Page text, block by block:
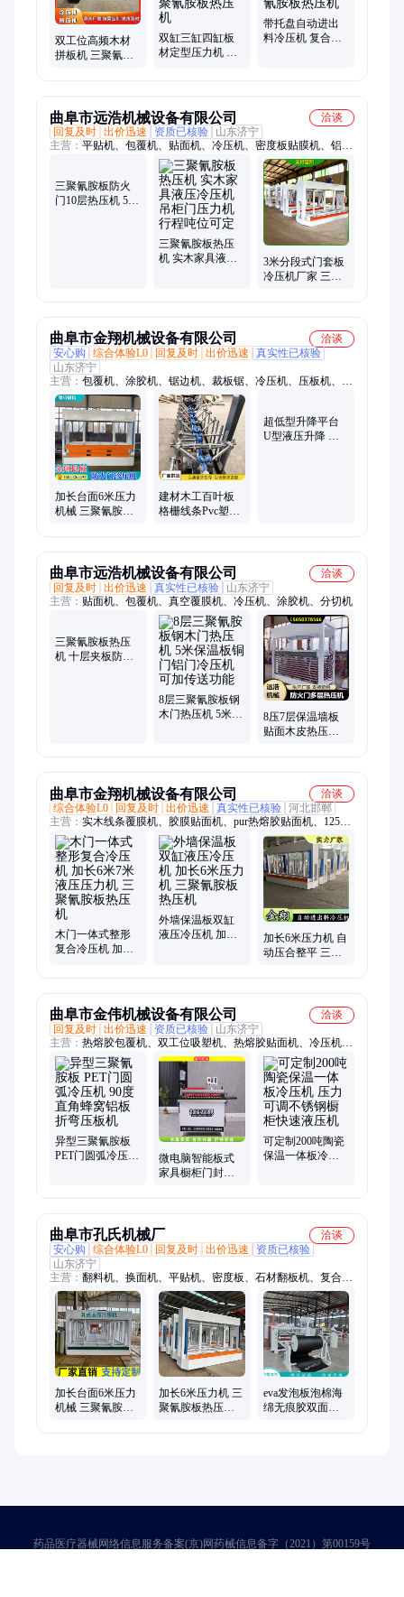
双工位高频木材
拼板机 三聚氰胺
双缸三缸四缸板
材定型压力机 阳
带托盘自动进出
料冷压机 复合板
曲阜市远浩机械设备有限公司
洽谈
回复及时 出价迅速 资质已核验
山东济宁
主营： 平贴机、包覆机、贴面机、冷压机、密度板贴膜机、铝合
金压板机、翻板机、pet贴纸机、数控贴纸机、真空覆膜机、热熔
胶贴纸机、pet高光膜贴纸机、吸塑机、数控四边切割锯
三聚氰胺板防火
门10层热压机 50
三聚氰胺板热压
机 实木家具液压
3米分段式门套板
冷压机厂家 三聚
曲阜市金翔机械设备有限公司
洽谈
安心购
综合体验L0 回复及时 出价迅速
真实性已核验
山东济宁
主营： 包覆机、涂胶机、锯边机、裁板锯、冷压机、压板机、精
密裁板锯、翻板机、覆面机、推台锯、开料机、贴纸机、贴面
机、真空覆膜机、平贴机、封边机、分切机、木格栅包覆机、四
边切割锯、多功能真空覆膜机、PUR热熔胶包覆机、木线条包覆
机、真空吸塑机、升降平台、雕刻机
加长台面6米压力
机械 三聚氰胺板
建材木工百叶板
格栅线条Pvc塑料
超低型升降平台
U型液压升降 平
曲阜市远浩机械设备有限公司
洽谈
回复及时 出价迅速 真实性已核验
山东济宁
主营： 贴面机、包覆机、真空覆膜机、冷压机、涂胶机、分切机
三聚氰胺板热压
机 十层夹板防火
8层三聚氰胺板钢
木门热压机 5米保
8压7层保温墙板
贴面木皮热压机
曲阜市金翔机械设备有限公司
洽谈
综合体验L0
回复及时 出价迅速 真实性已核验 河北邯郸
主营： 实木线条覆膜机、胶膜贴面机、pur热熔胶贴面机、1250
大板包覆机、木饰面板贴面机、保温一体板冷压机、铝蜂窝板涂
胶机、液压式防火门冷压机、液压翻板机、防火门冷压机、大板
平贴机、冷压机、套装门覆膜机、真空覆膜机、木门四边锯、
pvc分切机、免涂胶覆膜机、棺材合缝锯、红外线激光侧孔机、
无尘子母锯、模压门涂胶机、自动化淋胶机、平贴机、pvc膜覆
膜机、贴面机
木门一体式整形
复合冷压机 加长6
外墙保温板双缸
液压冷压机 加长6
加长6米压力机 自
动压合整平 三聚
曲阜市金伟机械设备有限公司
洽谈
回复及时 出价迅速 资质已核验
山东济宁
主营： 热熔胶包覆机、双工位吸塑机、热熔胶贴面机、冷压机、
精密裁板锯、集成墙板包覆机、压板机、多层胶合板冷压机、真
空异型覆膜机、贴面机、包覆机、分切机、四边切割锯、子母
锯、封边机、雕刻机、涂胶机、平贴机、覆膜机、真空吸塑机、
开槽机、木格栅包覆机、pur热熔胶包覆机、木线条包覆机
异型三聚氰胺板
PET门圆弧冷压机
微电脑智能板式
家具橱柜门封边
可定制200吨陶瓷
保温一体板冷压
曲阜市孔氏机械厂
洽谈
安心购
综合体验L0 回复及时 出价迅速
资质已核验
山东济宁
主营： 翻料机、换面机、平贴机、密度板、石材翻板机、复合冷
压机、钢板翻转机、木门冷压机、铝板贴面机、液压翻板机、液
压冷压机、木工翻板机、油压冷压机、一体板冷压机、挤塑板压
板机、翻面机、翻转台、压力机、木工压机、液压翻转机、铝卷
翻卷机、模具翻转机、铝箔覆膜机、uv渗透滚涂线、华丽纸贴纸
机
加长台面6米压力
机械 三聚氰胺板
加长6米压力机 三
聚氰胺板热压机
eva发泡板泡棉海
绵无痕胶双面贴
药品医疗器械网络信息服务备案(京)网药械信息备字（2021）第00159号